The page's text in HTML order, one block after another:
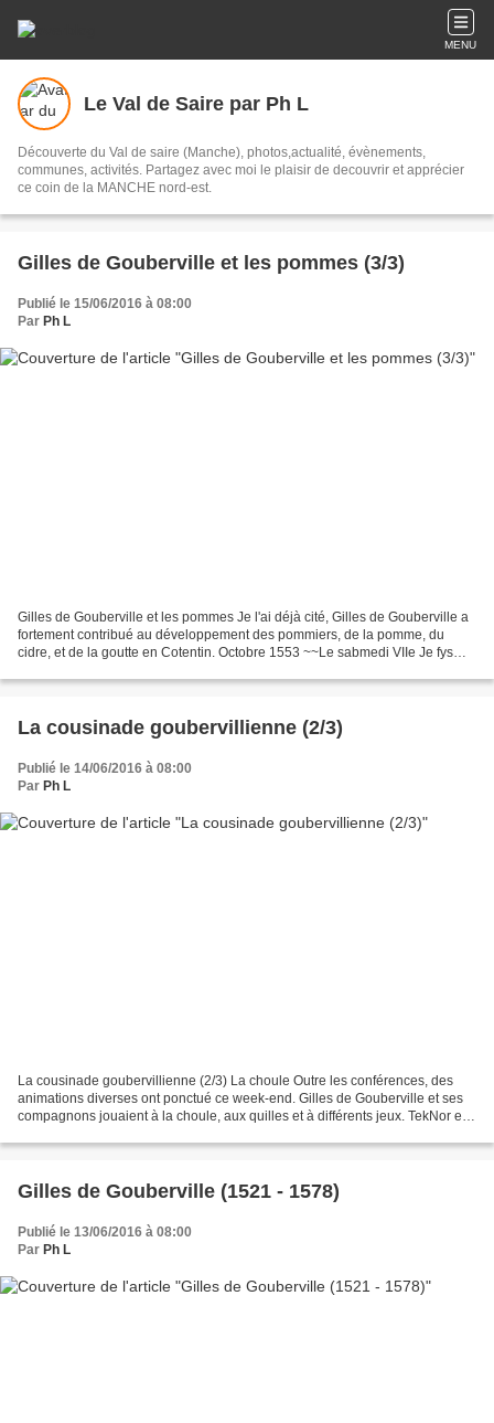
MENU
Le Val de Saire par Ph L
Découverte du Val de saire (Manche), photos,actualité, évènements,
communes, activités. Partagez avec moi le plaisir de decouvrir et apprécier
ce coin de la MANCHE nord-est.
Gilles de Gouberville et les pommes (3/3)
Publié le 15/06/2016 à 08:00
Par Ph L
Gilles de Gouberville et les pommes Je l'ai déjà cité, Gilles de Gouberville a
fortement contribué au développement des pommiers, de la pomme, du
cidre, et de la goutte en Cotentin. Octobre 1553 ~~Le sabmedi VIIe Je fys
La cousinade goubervillienne (2/3)
Publié le 14/06/2016 à 08:00
Par Ph L
La cousinade goubervillienne (2/3) La choule Outre les conférences, des
animations diverses ont ponctué ce week-end. Gilles de Gouberville et ses
compagnons jouaient à la choule, aux quilles et à différents jeux. TekNor et
Gilles de Gouberville (1521 - 1578)
Publié le 13/06/2016 à 08:00
Par Ph L